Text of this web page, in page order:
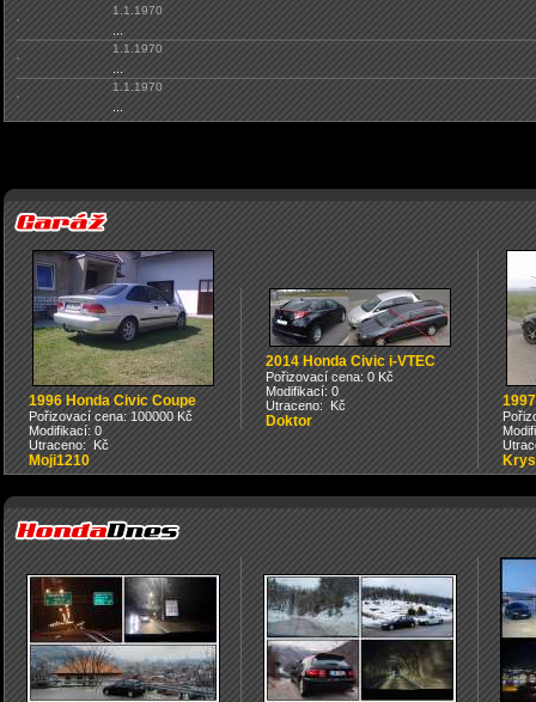
1.1.1970
1.1.1970
1.1.1970
1996 Honda Civic Coupe
Pořizovací cena: 100000 Kč
Modifikací: 0
Utraceno: Kč
Moji1210
2014 Honda Civic i-VTEC
Pořizovací cena: 0 Kč
Modifikací: 0
Utraceno: Kč
Doktor